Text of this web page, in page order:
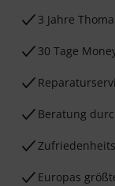
3 Jahre
30 Tage
Beratung
Europas